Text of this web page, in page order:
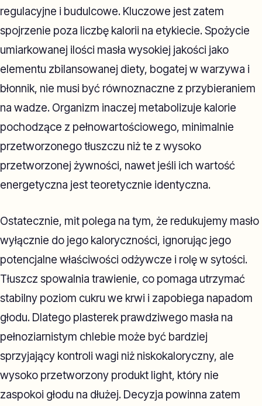
regulacyjne i budulcowe. Kluczowe jest zatem
spojrzenie poza liczbę kalorii na etykiecie. Spożycie
umiarkowanej ilości masła wysokiej jakości jako
elementu zbilansowanej diety, bogatej w warzywa i
błonnik, nie musi być równoznaczne z przybieraniem
na wadze. Organizm inaczej metabolizuje kalorie
pochodzące z pełnowartościowego, minimalnie
przetworzonego tłuszczu niż te z wysoko
przetworzonej żywności, nawet jeśli ich wartość
energetyczna jest teoretycznie identyczna.
Ostatecznie, mit polega na tym, że redukujemy masło
wyłącznie do jego kaloryczności, ignorując jego
potencjalne właściwości odżywcze i rolę w sytości.
Tłuszcz spowalnia trawienie, co pomaga utrzymać
stabilny poziom cukru we krwi i zapobiega napadom
głodu. Dlatego plasterek prawdziwego masła na
pełnoziarnistym chlebie może być bardziej
sprzyjający kontroli wagi niż niskokaloryczny, ale
wysoko przetworzony produkt light, który nie
zaspokoi głodu na dłużej. Decyzja powinna zatem